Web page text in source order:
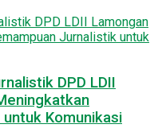
DPD LDII
Komunikasi